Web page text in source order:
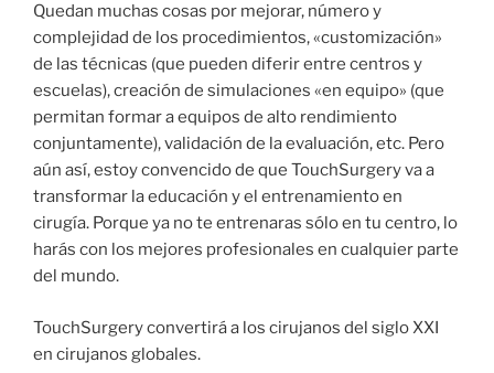
Quedan muchas cosas por mejorar, número y
complejidad de los procedimientos, «customización»
de las técnicas (que pueden diferir entre centros y
escuelas), creación de simulaciones «en equipo» (que
permitan formar a equipos de alto rendimiento
conjuntamente), validación de la evaluación, etc. Pero
aún así, estoy convencido de que TouchSurgery va a
transformar la educación y el entrenamiento en
cirugía. Porque ya no te entrenaras sólo en tu centro, lo
harás con los mejores profesionales en cualquier parte
del mundo.
TouchSurgery convertirá a los cirujanos del siglo XXI
en cirujanos globales.